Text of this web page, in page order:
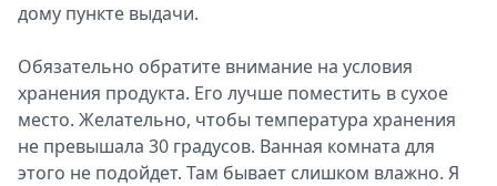
дому пункте выдачи.
Обязательно обратите внимание на условия
хранения продукта. Его лучше поместить в сухое
место. Желательно, чтобы температура хранения
не превышала 30 градусов. Ванная комната для
этого не подойдет. Там бывает слишком влажно. Я